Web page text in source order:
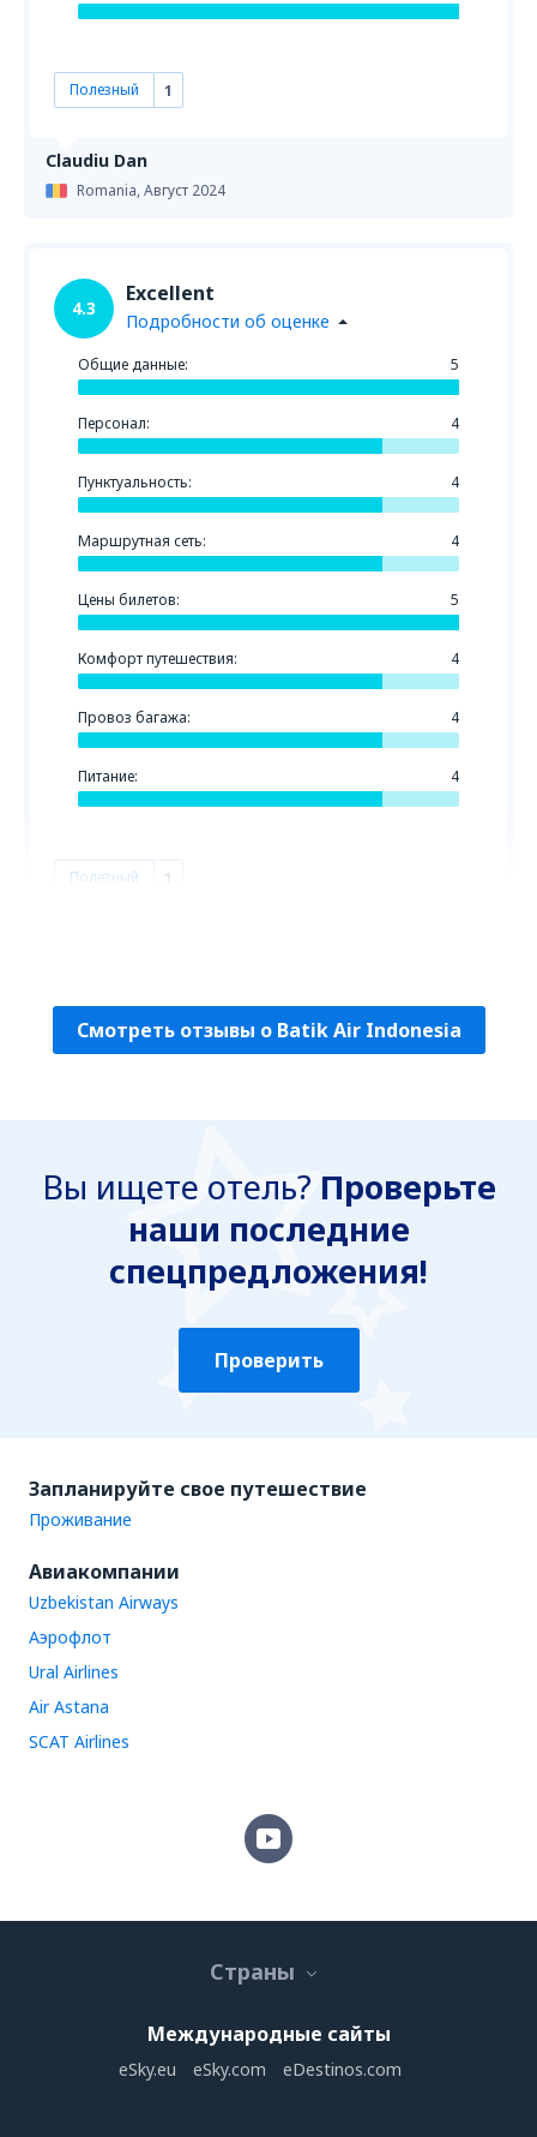
Claudiu Dan
Romania,Август 2024
Полезный 1
4.3
Excellent
Подробности об оценке
Общие данные: 5
Персонал: 4
Пунктуальность: 4
Маршрутная сеть: 4
Цены билетов: 5
Комфорт путешествия: 4
Провоз багажа: 4
Питание: 4
Полезный 1
Смотреть отзывы о Batik Air Indonesia
Вы ищете отель? Проверьте
наши последние
спецпредложения!
Проверить
Запланируйте свое путешествие
Проживание
Авиакомпании
Uzbekistan Airways
Аэрофлот
Ural Airlines
Air Astana
SCAT Airlines
Страны
Международные сайты
eSky.eu eSky.com eDestinos.com